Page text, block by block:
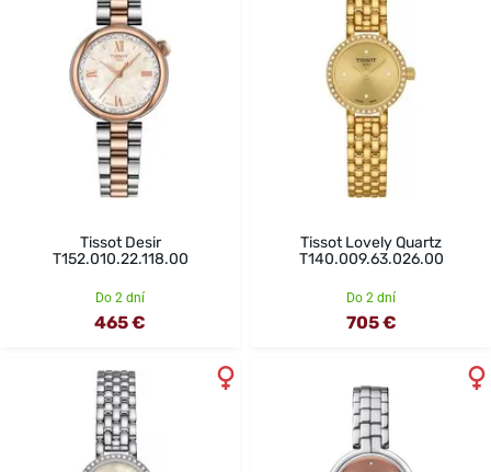
Tissot Desir
T152.010.22.118.00
Do 2 dní
465 €
Tissot Lovely Quartz
T140.009.63.026.00
Do 2 dní
705 €